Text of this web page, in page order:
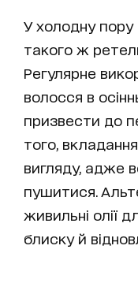
У холодну
такого ж
Регулярне
волосся в
призвести до
того,
вигляду, адже
пушитися.
живильні олії
блиску й